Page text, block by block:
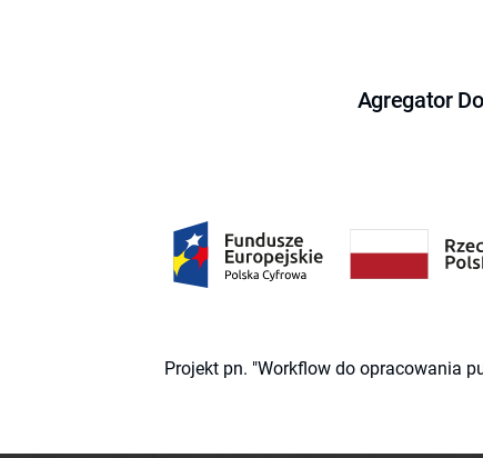
Agregator
Projekt pn. "Workflow do opracowania